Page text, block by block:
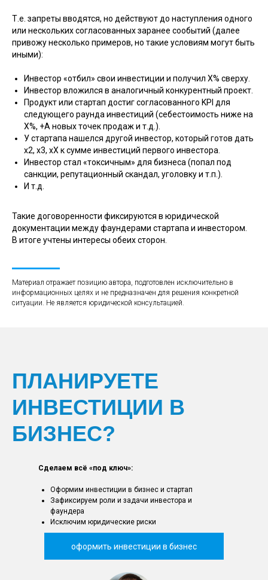
Т.е. запреты вводятся, но действуют до наступления одного
или нескольких согласованных заранее сообытий (далее
привожу несколько примеров, но такие условиям могут быть
иными):
Инвестор «отбил» свои инвестиции и получил Х% сверху.
Инвестор вложился в аналогичный конкурентный проект.
Продукт или стартап достиг согласованного KPI для
следующего раунда инвестиций (себестоимость ниже на
Х%, +А новых точек продаж и т.д.).
У стартапа нашелся другой инвестор, который готов дать
х2, х3, хХ к сумме инвестиций первого инвестора.
Инвестор стал «токсичным» для бизнеса (попал под
санкции, репутационный скандал, уголовку и т.п.).
И т.д.
Такие договоренности фиксируются в юридической
документации между фаундерами стартапа и инвестором.
В итоге учтены интересы обеих сторон.
Материал отражает позицию автора, подготовлен исключительно в
информационных целях и не предназначен для решения конкретной
ситуации. Не является юридической консультацией.
ПЛАНИРУЕТЕ
ИНВЕСТИЦИИ В
БИЗНЕС?
Сделаем всё «под ключ»:
Оформим инвестиции в бизнес и стартап
Зафиксируем роли и задачи инвестора и
фаундера
Исключим юридические риски
оформить инвестиции в бизнес